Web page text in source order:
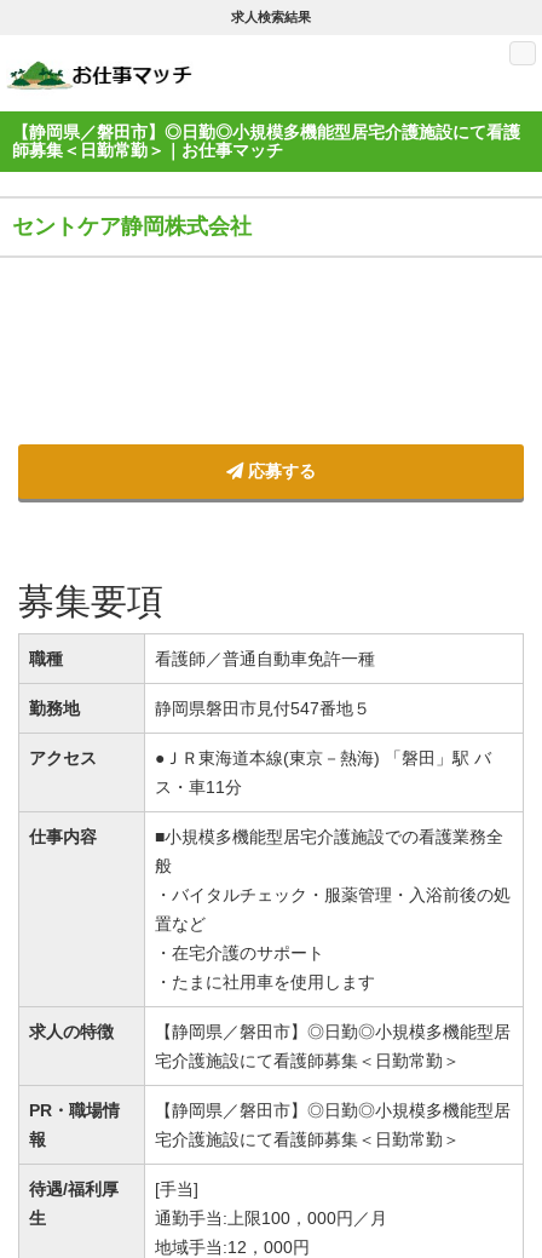
求人検索結果
【静岡県／磐田市】◎日勤◎小規模多機能型居宅介護施設にて看護
師募集＜日勤常勤＞｜お仕事マッチ
セントケア静岡株式会社
応募する
募集要項
職種 看護師／普通自動車免許一種
勤務地 静岡県磐田市見付547番地５
アクセス
●ＪＲ東海道本線(東京－熱海) 「磐田」駅 バ
ス・車11分
仕事内容
■小規模多機能型居宅介護施設での看護業務全
般
・バイタルチェック・服薬管理・入浴前後の処
置など
・在宅介護のサポート
・たまに社用車を使用します
求人の特徴
【静岡県／磐田市】◎日勤◎小規模多機能型居
宅介護施設にて看護師募集＜日勤常勤＞
PR・職場情
報
【静岡県／磐田市】◎日勤◎小規模多機能型居
宅介護施設にて看護師募集＜日勤常勤＞
待遇/福利厚
生
[手当]
通勤手当:上限100，000円／月
地域手当:12，000円